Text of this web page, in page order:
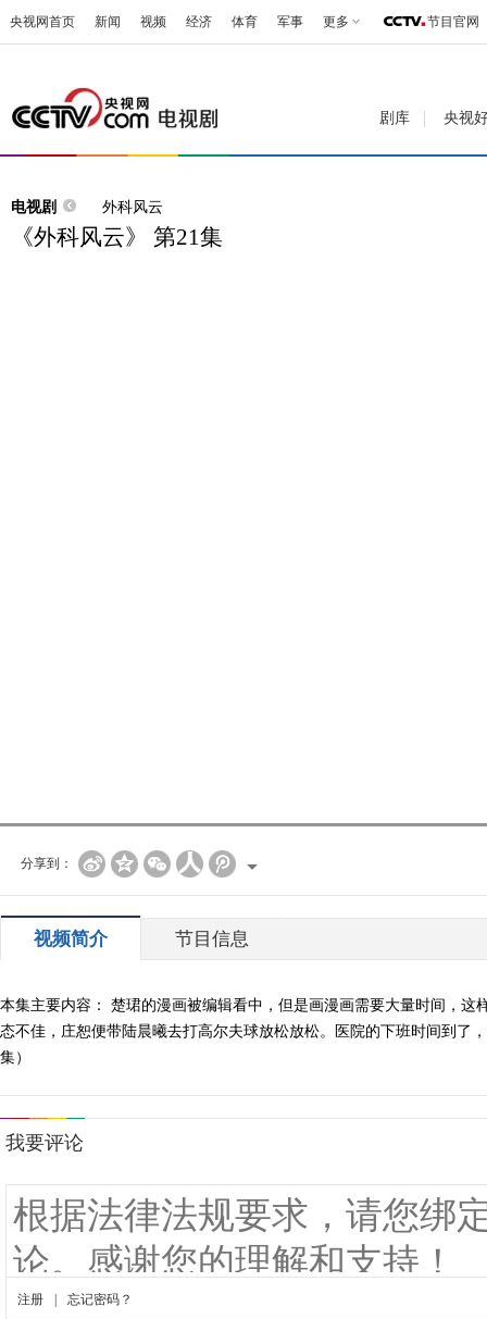
央视网首页 新闻 视频 经济 体育 军事 更多 节目官网
剧库 央视
电视剧 外科风云
《外科风云》 第21集
分享到：
视频简介 节目信息
本集主要内容： 楚珺的漫画被编辑看中，但是画漫画需要大量时间，
态不佳，庄恕便带陆晨曦去打高尔夫球放松放松。医院的下班时间到了
集）